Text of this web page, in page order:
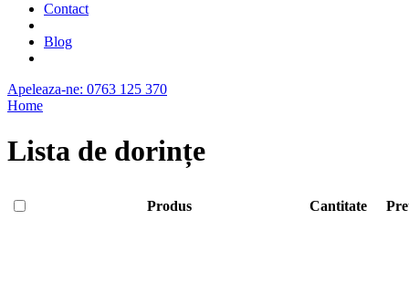
Contact
Blog
Apeleaza-ne: 0763 125 370
Home
Lista de dorințe
Produs Cantitate